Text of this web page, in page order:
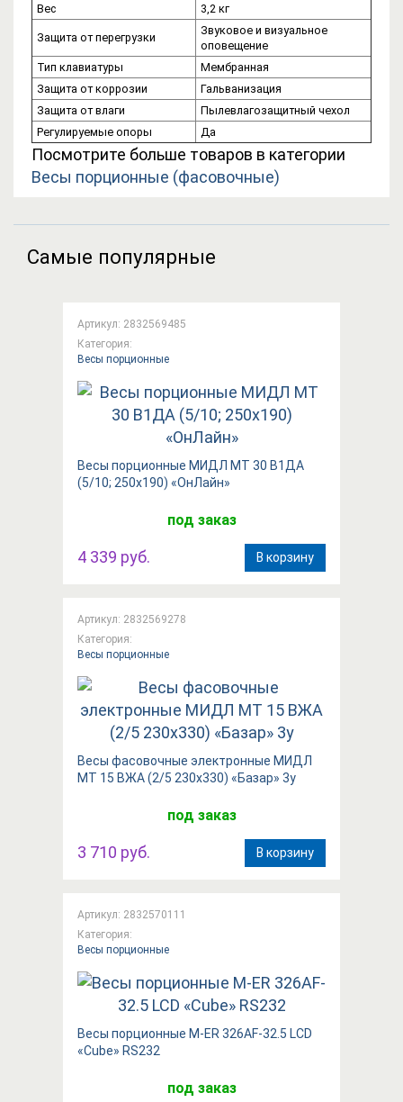
Вес
3,2 кг
Защита от перегрузки
Звуковое и визуальное
оповещение
Тип клавиатуры
Мембранная
Защита от коррозии
Гальванизация
Защита от влаги
Пылевлагозащитный чехол
Регулируемые опоры
Да
Посмотрите больше товаров в категории
Весы порционные (фасовочные)
Самые популярные
Артикул: 2832569485
Категория:
Весы порционные
Весы порционные МИДЛ МТ 30 В1ДА
(5/10; 250х190) «ОнЛайн»
под заказ
4 339 руб. В корзину
Артикул: 2832569278
Категория:
Весы порционные
Весы фасовочные электронные МИДЛ
МТ 15 ВЖА (2/5 230х330) «Базар» 3у
под заказ
3 710 руб. В корзину
Артикул: 2832570111
Категория:
Весы порционные
Весы порционные M-ER 326AF-32.5 LCD
«Cube»​​ RS232
под заказ